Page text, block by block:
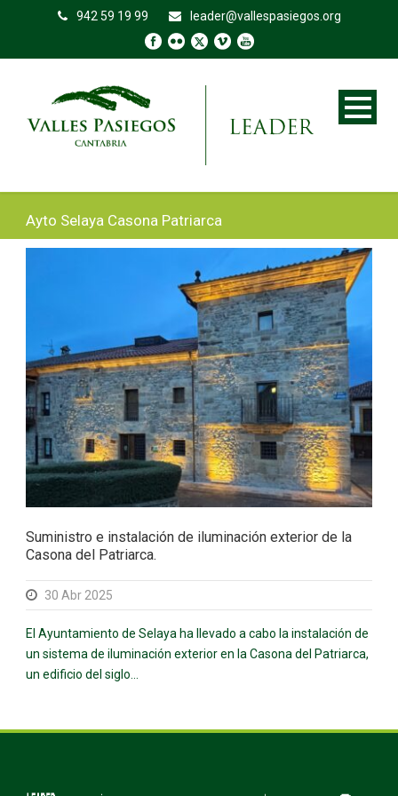
942 59 19 99 leader@vallespasiegos.org
Ayto Selaya Casona Patriarca
Suministro e instalación de iluminación exterior de la
Casona del Patriarca.
30 Abr 2025
El Ayuntamiento de Selaya ha llevado a cabo la instalación de
un sistema de iluminación exterior en la Casona del Patriarca,
un edificio del siglo...